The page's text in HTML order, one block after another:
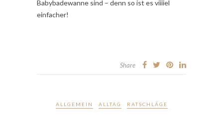
Babybadewanne sind – denn so ist es viiiiel
einfacher!
Share
ALLGEMEIN ALLTAG RATSCHLÄGE